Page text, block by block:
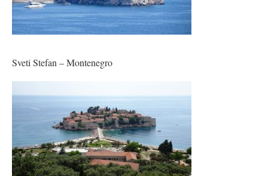
Sveti Stefan – Montenegro